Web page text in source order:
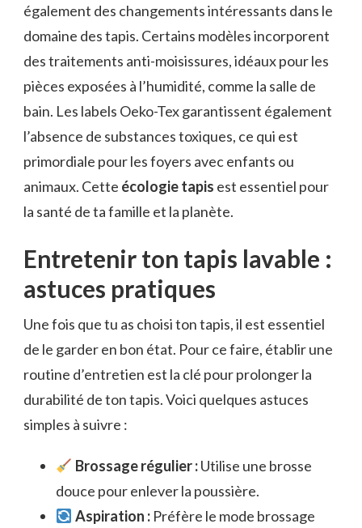
également des changements intéressants dans le
domaine des tapis. Certains modèles incorporent
des traitements anti-moisissures, idéaux pour les
pièces exposées à l’humidité, comme la salle de
bain. Les labels Oeko-Tex garantissent également
l’absence de substances toxiques, ce qui est
primordiale pour les foyers avec enfants ou
animaux. Cette écologie tapis est essentiel pour
la santé de ta famille et la planète.
Entretenir ton tapis lavable :
astuces pratiques
Une fois que tu as choisi ton tapis, il est essentiel
de le garder en bon état. Pour ce faire, établir une
routine d’entretien est la clé pour prolonger la
durabilité de ton tapis. Voici quelques astuces
simples à suivre :
Brossage régulier :Utilise une brosse
douce pour enlever la poussière.
Aspiration :Préfère le mode brossage